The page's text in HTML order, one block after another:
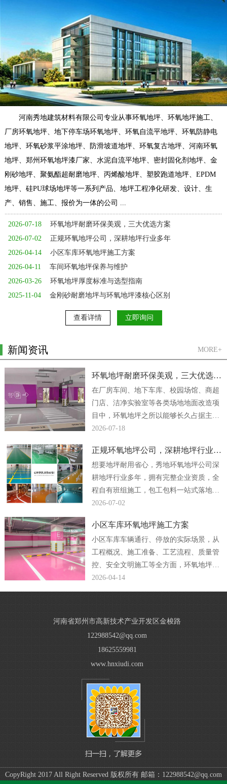
河南秀地建筑材料有限公司专业从事环氧地坪、环氧地坪施工、
厂房环氧地坪、地下停车场环氧地坪、环氧自流平地坪、环氧防静电
地坪、环氧砂浆平涂地坪、防滑坡道地坪、环氧复古地坪、河南环氧
地坪、郑州环氧地坪漆厂家、水泥自流平地坪、密封固化剂地坪、金
刚砂地坪、聚氨酯超耐磨地坪、丙烯酸地坪、塑胶跑道地坪、EPDM
地坪、硅PU球场地坪等一系列产品、地坪工程净化研发、设计、生
产、销售、施工、报价为一体的公司 ...
2026-07-18
环氧地坪耐磨环保美观，三大优选方案
2026-07-02
正规环氧地坪公司，深耕地坪行业多年
2026-04-14
小区车库环氧地坪施工方案
2026-04-11
车间环氧地坪保养与维护
2026-03-26
环氧地坪厚度标准与选型指南
2025-11-04
金刚砂耐磨地坪与环氧地坪漆核心区别
查看详情 立即询问
新闻资讯 MORE+
环氧地坪耐磨环保美观，三大优选方案
在厂房车间、地下车库、校园场馆、商超
门店、洁净实验室等各类场地地面改造项
目中，环氧地坪之所以能够长久占据主流
地位，核心原因便是它同时兼顾强悍耐磨
2026-07-18
正规环氧地坪公司，深耕地坪行业多年
想要地坪耐用省心，秀地环氧地坪公司深
耕地坪行业多年，拥有完整企业资质，全
程自有班组施工，包工包料一站式落地，
厂房、车间、地下车库地坪工程均可放心
2026-07-02
小区车库环氧地坪施工方案
小区车库车辆通行、停放的实际场景，从
工程概况、施工准备、工艺流程、质量管
控、安全文明施工等全方面，环氧地坪公
司编辑完整规范了小区车库环氧地坪施工
方案，贴合现场施工落地需求。...
2026-04-14
河南省郑州市高新技术产业开发区金梭路
122988542@qq.com
18625559981
www.hnxiudi.com
CopyRight 2017 All Right Reserved 版权所有 邮箱：122988542@qq.com